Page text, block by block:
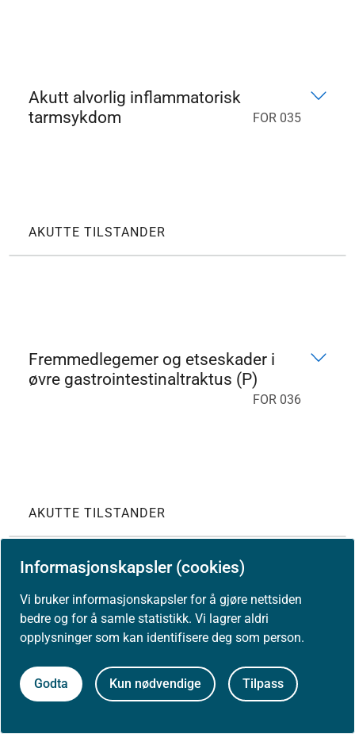
Informasjonskapsler (cookies)
Vi bruker informasjonskapsler for å gjøre nettsiden
bedre og for å samle statistikk. Vi lagrer aldri
opplysninger som kan identifisere deg som person.
Godta Kun nødvendige Tilpass
Akutt alvorlig inflammatorisk
tarmsykdom
FOR 035
AKUTTE TILSTANDER
Fremmedlegemer og etseskader i
øvre gastrointestinaltraktus (P)
FOR 036
AKUTTE TILSTANDER
Tolke funn i øsofagus, ventrikkel og